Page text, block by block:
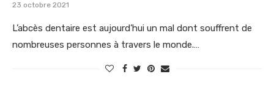
23 octobre 2021
L’abcès dentaire est aujourd’hui un mal dont souffrent de
nombreuses personnes à travers le monde.…